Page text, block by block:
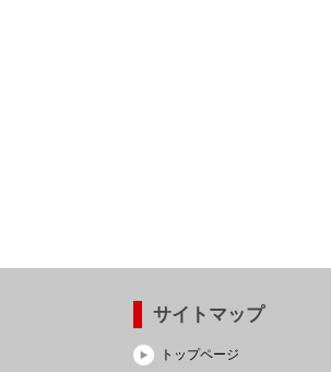
サイトマップ
トップページ